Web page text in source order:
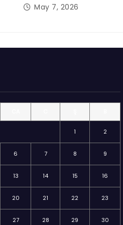
May 7, 2026
1 2
6 7 8 9
13 14 15 16
20 21 22 23
27 28 29 30